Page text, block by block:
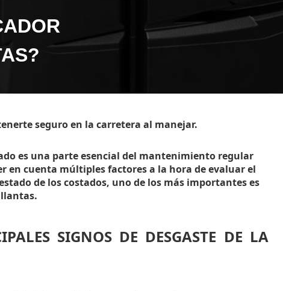
seguro en la carretera al manejar.
es una parte esencial del mantenimiento regular
en cuenta múltiples factores a la hora de evaluar el
de los costados, uno de los más importantes es
SIGNOS DE DESGASTE DE LA